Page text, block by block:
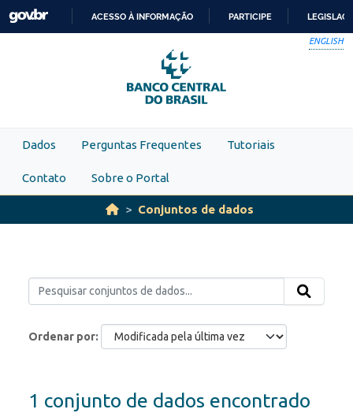
Skip to main content
PARA
O
CONTEÚDO
ACESSO À INFORMAÇÃO PARTICIPE
ENGLISH
Dados Perguntas Frequentes Tutoriais
Contato Sobre o Portal
Conjuntos de dados
Ordenar por
1 conjunto de dados encontrado